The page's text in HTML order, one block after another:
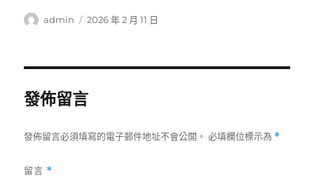
作
admin
發
2026 年 2 月 11 日
發佈留言
發佈留言必須填寫的電子郵件地址不會公開。 必填欄位標示為 *
留言 *